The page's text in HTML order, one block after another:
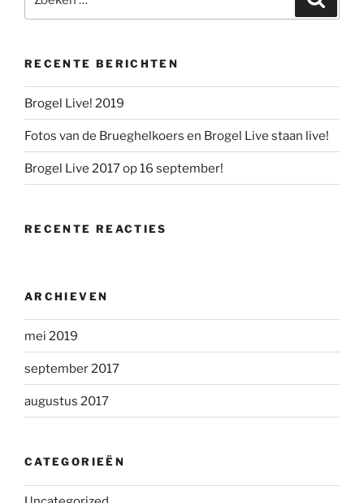
naar:
RECENTE BERICHTEN
Brogel Live! 2019
Fotos van de Brueghelkoers en Brogel Live staan live!
Brogel Live 2017 op 16 september!
RECENTE REACTIES
ARCHIEVEN
mei 2019
september 2017
augustus 2017
CATEGORIEËN